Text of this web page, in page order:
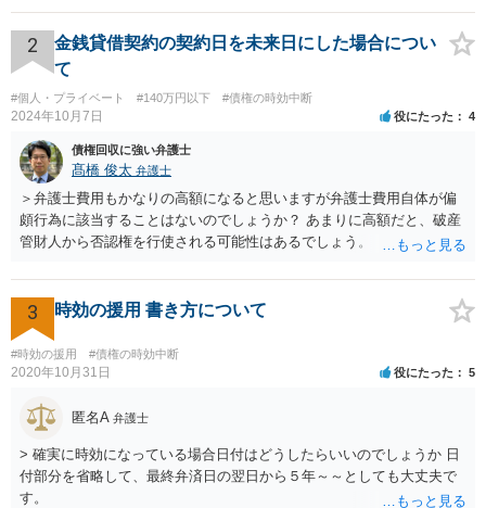
2
金銭貸借契約の契約日を未来日にした場合につい
て
#個人・プライベート #140万円以下 #債権の時効中断
2024年10月7日 役にたった 4
債権回収に強い弁護士
髙橋 俊太 弁護士
＞弁護士費用もかなりの高額になると思いますが弁護士費用自体が偏
頗行為に該当することはないのでしょうか？ あまりに高額だと、破産
管財人から否認権を行使される可能性はあるでしょう。 ＞このレベル
定した収入があります】とのことなので、法テラスの利用は難しいと
思われます。 此方での当方回答は以上となりますが、参考になれば幸
いです。
3 時効の援用 書き方について
#時効の援用 #債権の時効中断
2020年10月31日 役にたった 5
匿名A 弁護士
> 確実に時効になっている場合日付はどうしたらいいのでしょうか 日
付部分を省略して、最終弁済日の翌日から５年～～としても大丈夫で
す。